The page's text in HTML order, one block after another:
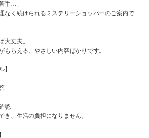
手…」
なく続けられるミステリーショッパーのご案内で
大丈夫。
もらえる、やさしい内容ばかりです。
】
認
き、生活の負担になりません。